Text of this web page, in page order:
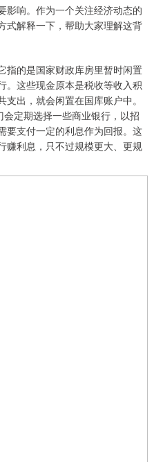
影响。作为一个关注经济动态的
式解释一下，帮助大家理解这背
指的是国家财政库房里暂时闲置
。这些现金原本是税收等收入积
出，就会闲置在国库账户中。
会定期选择一些商业银行，以招
要支付一定的利息作为回报。这
赚利息，只不过规模更大、更规